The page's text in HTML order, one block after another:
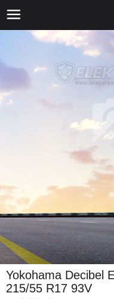
Yokohama Decibel
215/55 R17 93V